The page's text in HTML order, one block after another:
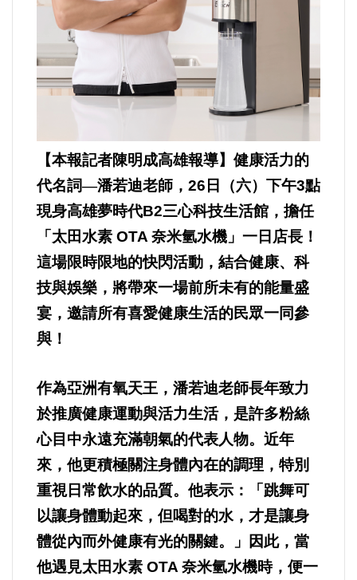
演講/發表會/論壇/研討會
內政/社會/福利/弱勢/慈善
環境/資源/能源
交通運輸
正能量
餐飲美食
蔬/素食
法制/司法/監督
防災/救災
考試/監察
國安/國防/外交
【本報記者陳明成高雄報導】 健康活力的
代名詞—潘若迪老師， 26 日（六）下午3點
現身高雄夢時代B2三心科技生活館，擔任
「太田水素 OTA 奈米氫水機」一日店長！
這場限時限地的快閃活動，結合健康、科
技與娛樂，將帶來一場前所未有的能量盛
宴，邀請所有喜愛健康生活的民眾一同參
與！
作為亞洲有氧天王，潘若迪老師長年致力
於推廣健康運動與活力生活，是許多粉絲
心目中永遠充滿朝氣的代表人物。近年
來，他更積極關注身體內在的調理，特別
重視日常飲水的品質。他表示：「跳舞可
以讓身體動起來，但喝對的水，才是讓身
體從內而外健康有光的關鍵。」因此，當
他遇見太田水素 OTA 奈米氫水機時，便一